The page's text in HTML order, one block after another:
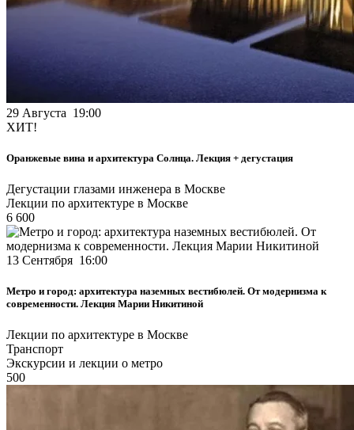
29 Августа 19:00
ХИТ!
Оранжевые вина и архитектура Солнца. Лекция + дегустация
Дегустации глазами инженера в Москве
Лекции по архитектуре в Москве
6 600
13 Сентября 16:00
Метро и город: архитектура наземных вестибюлей. От модернизма к
современности. Лекция Марии Никитиной
Лекции по архитектуре в Москве
Транспорт
Экскурсии и лекции о метро
500